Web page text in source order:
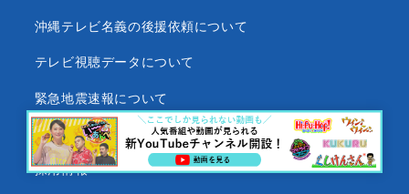
沖縄テレビ名義の後援依頼について
テレビ視聴データについて
緊急地震速報について
Googleのプライバシーポリシー
採用情報